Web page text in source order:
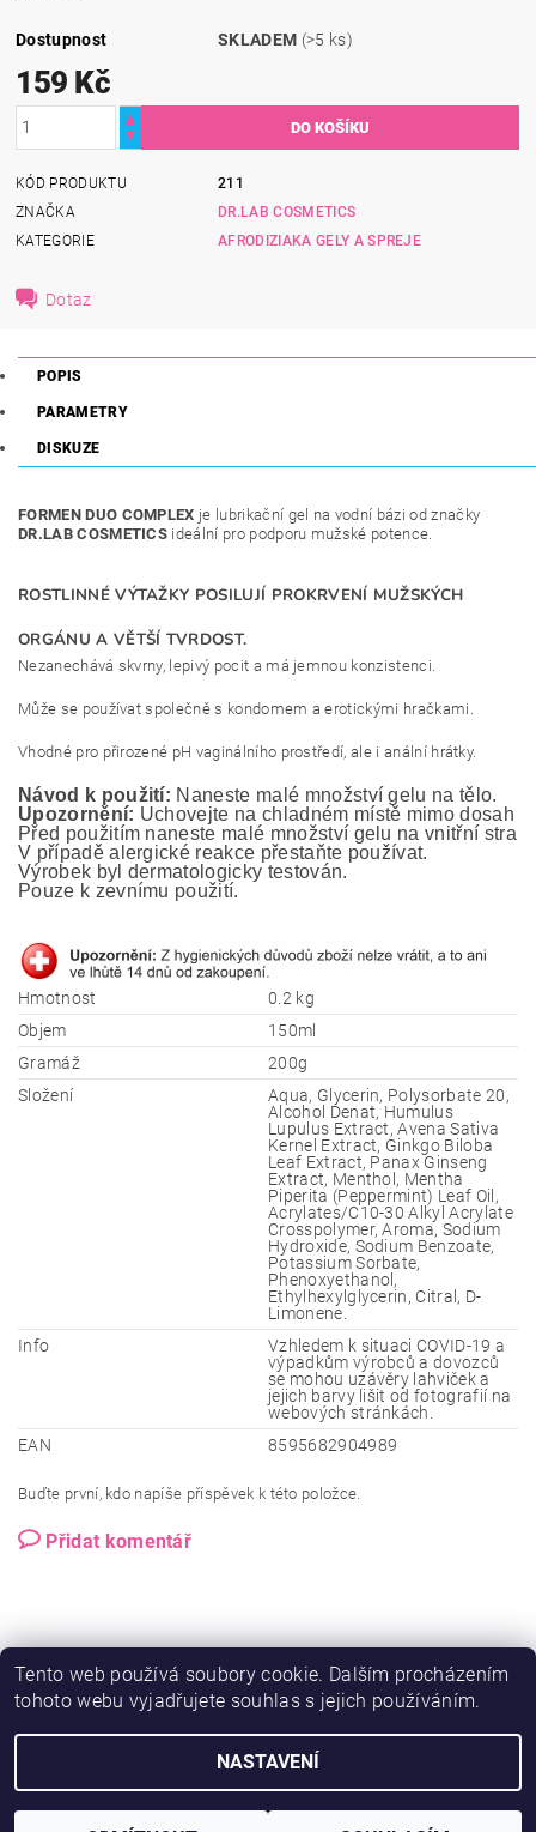
Dostupnost SKLADEM (>5 ks)
159 Kč
KÓD PRODUKTU
211
ZNAČKA
DR.LAB COSMETICS
KATEGORIE
AFRODIZIAKA GELY A SPREJE
Dotaz
POPIS
PARAMETRY
DISKUZE
FORMEN DUO COMPLEX je lubrikační gel na vodní bázi od značky
DR.LAB COSMETICS ideální pro podporu mužské potence.
ROSTLINNÉ VÝTAŽKY POSILUJÍ PROKRVENÍ MUŽSKÝCH
ORGÁNU A VĚTŠÍ TVRDOST.
Nezanechává skvrny, lepivý pocit a má jemnou konzistenci.
Může se používat společně s kondomem a erotickými hračkami.
Vhodné pro přirozené pH vaginálního prostředí, ale i anální hrátky.
Návod k použití: Naneste malé množství gelu na tělo.
Upozornění: Uchovejte na chladném místě mimo dosah
Před použitím naneste malé množství gelu na vnitřní
V případě alergické reakce přestaňte používat.
Výrobek byl dermatologicky testován.
Pouze k zevnímu použití.
Hmotnost
0.2 kg
Objem
150ml
Gramáž
200g
Složení
Aqua, Glycerin, Polysorbate 20,
Alcohol Denat, Humulus
Lupulus Extract, Avena Sativa
Kernel Extract, Ginkgo Biloba
Leaf Extract, Panax Ginseng
Extract, Menthol, Mentha
Piperita (Peppermint) Leaf Oil,
Acrylates/C10-30 Alkyl Acrylate
Crosspolymer, Aroma, Sodium
Hydroxide, Sodium Benzoate,
Potassium Sorbate,
Phenoxyethanol,
Ethylhexylglycerin, Citral, D-
Limonene.
Info
Vzhledem k situaci COVID-19 a
výpadkům výrobců a dovozců
se mohou uzávěry lahviček a
jejich barvy lišit od fotografií na
webových stránkách.
EAN
8595682904989
Buďte první, kdo napíše příspěvek k této položce.
Přidat komentář
Vytvořil Shoptet
Tento web používá soubory cookie. Dalším procházením
tohoto webu vyjadřujete souhlas s jejich používáním.
NASTAVENÍ